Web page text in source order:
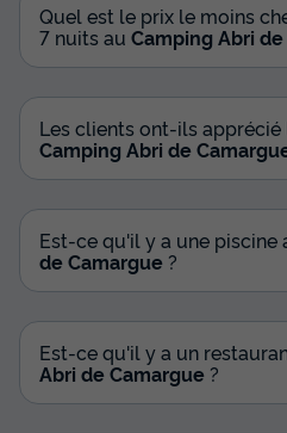
Quel est le prix le moins
7 nuits au Camping Abri
Les clients ont-ils
Camping Abri de
Est-ce qu'il y a une piscine
de Camargue ?
Est-ce qu'il y a un
Abri de Camargue ?